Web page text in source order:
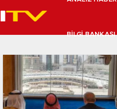
BILGI BANKASI